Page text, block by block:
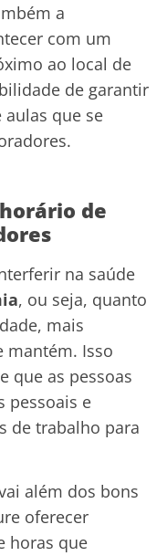
a
com um
ao local de
de garantir
que se
de
na saúde
, ou seja, quanto
mais
mantém. Isso
que as pessoas
pessoais e
de trabalho para
além dos bons
oferecer
horas que